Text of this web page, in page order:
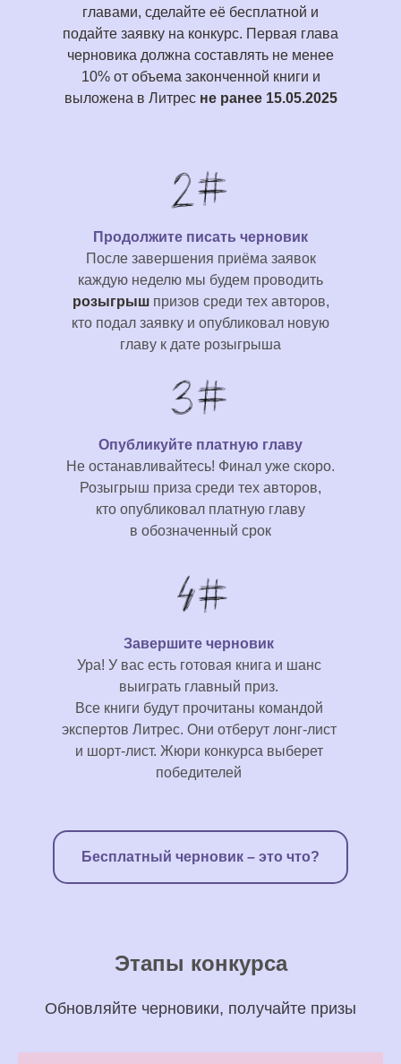
главами, сделайте её бесплатной и
подайте заявку на конкурс. Первая глава
черновика должна составлять не менее
10% от объема законченной книги и
выложена в Литрес не ранее 15.05.2025
Продолжите писать черновик
После завершения приёма заявок
каждую неделю мы будем проводить
розыгрыш призов среди тех авторов,
кто подал заявку и опубликовал новую
главу к дате розыгрыша
Опубликуйте платную главу
Не останавливайтесь! Финал уже скоро.
Розыгрыш приза среди тех авторов,
кто опубликовал платную главу
в обозначенный срок
Завершите черновик
Ура! У вас есть готовая книга и шанс
выиграть главный приз.
Все книги будут прочитаны командой
экспертов Литрес. Они отберут лонг-лист
и шорт-лист. Жюри конкурса выберет
победителей
Бесплатный черновик – это что?
Этапы конкурса
Обновляйте черновики, получайте призы